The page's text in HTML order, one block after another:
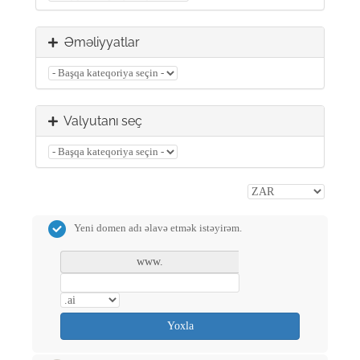
Əməliyyatlar
Valyutanı seç
Yeni domen adı əlavə etmək istəyirəm.
www.
Yoxla